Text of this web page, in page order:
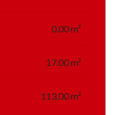
0.00 m²
17.00 m²
113.00 m²